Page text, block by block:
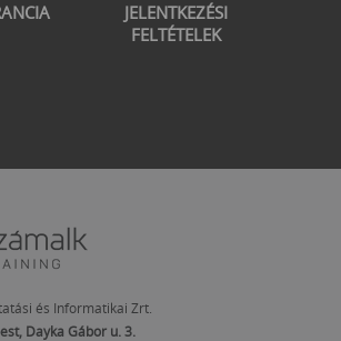
JELENTKEZÉSI
FELTÉTELEK
és Informatikai Zrt.
Dayka Gábor u. 3.